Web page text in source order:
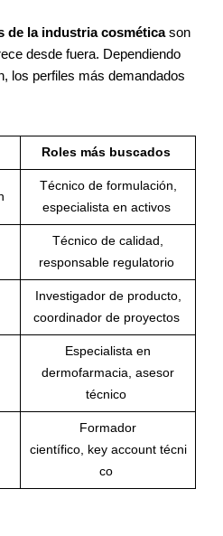
de la industria cosméticason
desde fuera. Dependiendo
los perfiles más demandados
Roles más buscados
Técnico de formulación,
especialista en activos
Técnico de calidad,
responsable regulatorio
Investigador de producto,
coordinador de proyectos
Especialista en
dermofarmacia, asesor
técnico
Formador
científico, key account técni
co